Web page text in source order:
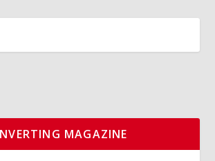
MAGAZINE